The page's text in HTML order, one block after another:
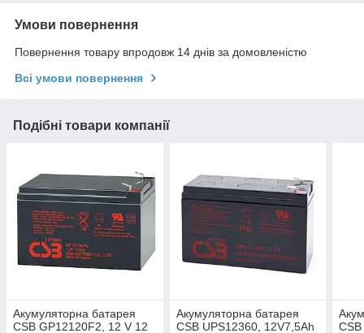
Умови повернення
Повернення товару впродовж 14 днів за домовленістю
Всі умови повернення
Подібні товари компанії
Акумуляторна батарея
CSB GP12120F2, 12 V 12
Акумуляторна батарея
CSB UPS12360, 12V7,5Ah